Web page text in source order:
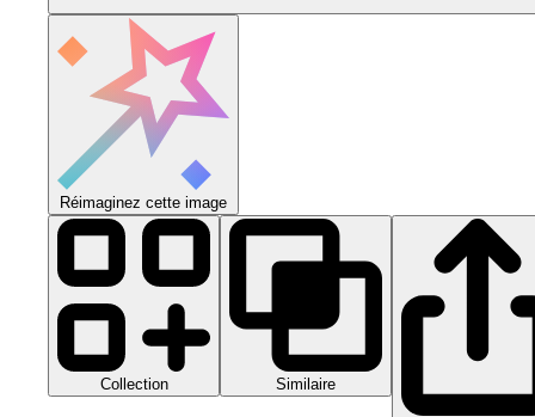
Réimaginez cette image
Collection Similaire